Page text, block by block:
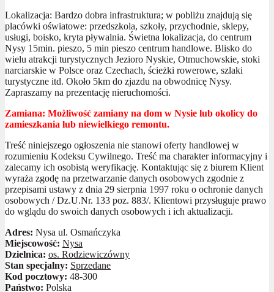
Lokalizacja: Bardzo dobra infrastruktura; w pobliżu znajdują się
placówki oświatowe: przedszkola, szkoły, przychodnie, sklepy,
usługi, boisko, kryta pływalnia. Świetna lokalizacja, do centrum
Nysy 15min. pieszo, 5 min pieszo centrum handlowe. Blisko do
wielu atrakcji turystycznych Jezioro Nyskie, Otmuchowskie, stoki
narciarskie w Polsce oraz Czechach, ścieżki rowerowe, szlaki
turystyczne itd. Około 5km do zjazdu na obwodnicę Nysy.
Zapraszamy na prezentację nieruchomości.
Zamiana: Możliwość zamiany na dom w Nysie lub okolicy do
zamieszkania lub niewielkiego remontu.
Treść niniejszego ogłoszenia nie stanowi oferty handlowej w
rozumieniu Kodeksu Cywilnego. Treść ma charakter informacyjny i
zalecamy ich osobistą weryfikację. Kontaktując się z biurem Klient
wyraża zgodę na przetwarzanie danych osobowych zgodnie z
przepisami ustawy z dnia 29 sierpnia 1997 roku o ochronie danych
osobowych / Dz.U.Nr. 133 poz. 883/. Klientowi przysługuje prawo
do wglądu do swoich danych osobowych i ich aktualizacji.
Adres: Nysa ul. Osmańczyka
Miejscowość: Nysa
Dzielnica: os. Rodziewiczówny
Stan specjalny: Sprzedane
Kod pocztowy: 48-300
Państwo: Polska